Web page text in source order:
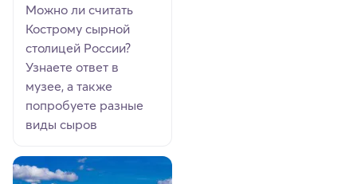
Можно ли считать
Кострому сырной
столицей России?
Узнаете ответ в
музее, а также
попробуете разные
виды сыров